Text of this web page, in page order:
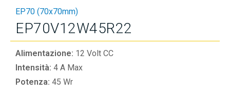
EP70 (70x70mm)
EP70V12W45R22
Alimentazione: 12 Volt CC
Intensità: 4 A Max
Potenza: 45 Wr